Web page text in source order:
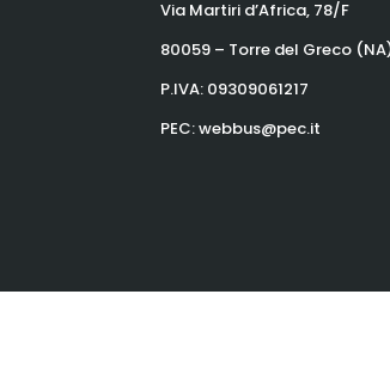
Via Martiri d’Africa, 78/F
80059 – Torre del Greco
P.IVA: 09309061217
PEC: webbus@pec.it